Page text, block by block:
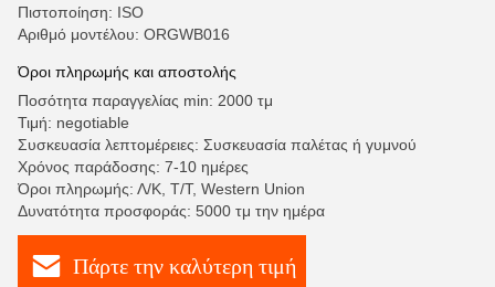
Πιστοποίηση: ISO
Αριθμό μοντέλου: ORGWB016
Όροι πληρωμής και αποστολής
Ποσότητα παραγγελίας min: 2000 τμ
Τιμή: negotiable
Συσκευασία λεπτομέρειες: Συσκευασία παλέτας ή γυμνού
Χρόνος παράδοσης: 7-10 ημέρες
Όροι πληρωμής: Λ/Κ, Τ/Τ, Western Union
Δυνατότητα προσφοράς: 5000 τμ την ημέρα
Πάρτε την καλύτερη τιμή